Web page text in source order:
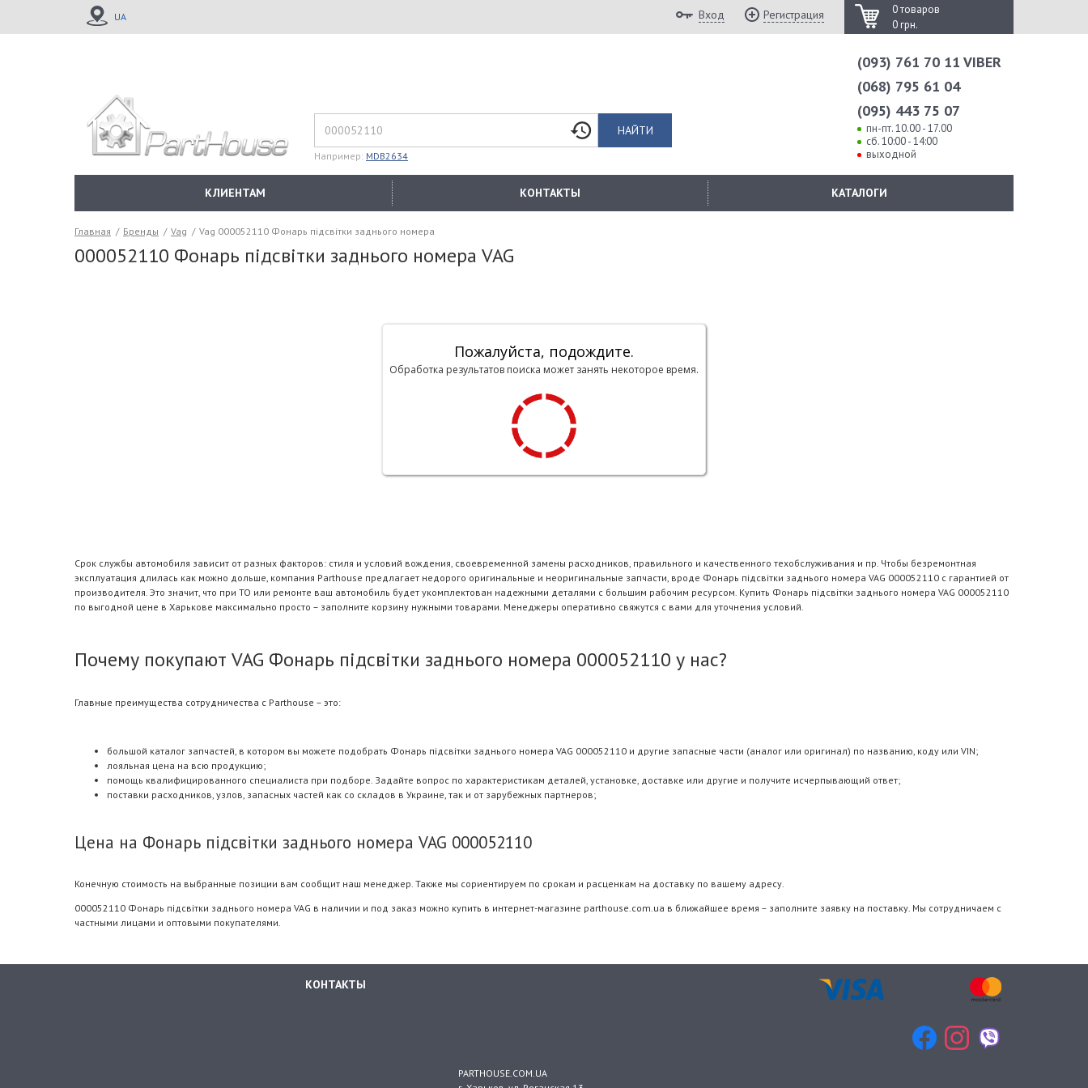
UA
0 товаров
0 грн.
Вход Регистрация
НАЙТИ
Например: MDB2634
(093) 761 70 11 VIBER
(068) 795 61 04
(095) 443 75 07
пн-пт. 10.00 - 17.00
сб. 10:00 - 14:00
выходной
КЛИЕНТАМ КОНТАКТЫ КАТАЛОГИ
Главная / Бренды / Vag / Vag 000052110 Фонарь підсвітки заднього номера
000052110 Фонарь підсвітки заднього номера VAG
Пожалуйста, подождите.
Обработка результатов поиска может занять некоторое время.
Срок службы автомобиля зависит от разных факторов: стиля и условий вождения, своевременной замены расходников, правильного и качественного техобслуживания и пр. Чтобы безремонтная
эксплуатация длилась как можно дольше, компания Parthouse предлагает недорого оригинальные и неоригинальные запчасти, вроде Фонарь підсвітки заднього номера VAG 000052110 с гарантией от
производителя. Это значит, что при ТО или ремонте ваш автомобиль будет укомплектован надежными деталями с большим рабочим ресурсом. Купить Фонарь підсвітки заднього номера VAG 000052110
по выгодной цене в Харькове максимально просто – заполните корзину нужными товарами. Менеджеры оперативно свяжутся с вами для уточнения условий.
Почему покупают VAG Фонарь підсвітки заднього номера 000052110 у нас?
Главные преимущества сотрудничества с Parthouse – это:
большой каталог запчастей, в котором вы можете подобрать Фонарь підсвітки заднього номера VAG 000052110 и другие запасные части (аналог или оригинал) по названию, коду или VIN;
лояльная цена на всю продукцию;
помощь квалифицированного специалиста при подборе. Задайте вопрос по характеристикам деталей, установке, доставке или другие и получите исчерпывающий ответ;
поставки расходников, узлов, запасных частей как со складов в Украине, так и от зарубежных партнеров;
Цена на Фонарь підсвітки заднього номера VAG 000052110
Конечную стоимость на выбранные позиции вам сообщит наш менеджер. Также мы сориентируем по срокам и расценкам на доставку по вашему адресу.
000052110 Фонарь підсвітки заднього номера VAG в наличии и под заказ можно купить в интернет-магазине parthouse.com.ua в ближайшее время – заполните заявку на поставку. Мы сотрудничаем с
частными лицами и оптовыми покупателями.
КОНТАКТЫ
PARTHOUSE.COM.UA